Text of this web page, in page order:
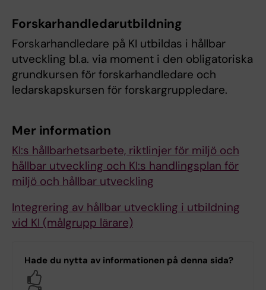
Forskarhandledarutbildning
Forskarhandledare på KI utbildas i hållbar
utveckling bl.a. via moment i den obligatoriska
grundkursen för forskarhandledare och
ledarskapskursen för forskargruppledare.
Mer information
KI:s hållbarhetsarbete, riktlinjer för miljö och
hållbar utveckling och KI:s handlingsplan för
miljö och hållbar utveckling
Integrering av hållbar utveckling i utbildning
vid KI (målgrupp lärare)
Hade du nytta av informationen på denna sida?